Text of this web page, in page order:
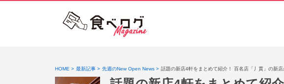
HOME 最新記事 先週のNew Open News 話題の新店4軒をまとめて紹介！ 百名店「丿貫」の新